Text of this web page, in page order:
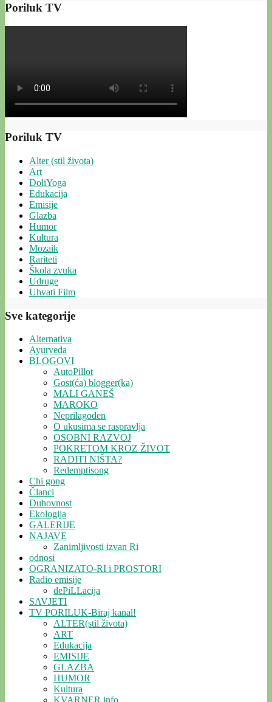
Poriluk TV
Poriluk TV
Alter (stil života)
Art
DoliYoga
Edukacija
Emisije
Glazba
Humor
Kultura
Mozaik
Rariteti
Škola zvuka
Udruge
Uhvati Film
Sve kategorije
Alternativa
Ayurveda
BLOGOVI
AutoPillot
Gost(ća) blogger(ka)
MALI GANEŠ
MAROKO
Neprilagođen
O ukusima se raspravlja
OSOBNI RAZVOJ
POKRETOM KROZ ŽIVOT
RADITI NIŠTA?
Redemptisong
Chi gong
Članci
Duhovnost
Ekologija
GALERIJE
NAJAVE
Zanimljivosti izvan Ri
odnosi
OGRANIZATO-RI i PROSTORI
Radio emisije
dePiLLacija
SAVJETI
TV PORILUK-Biraj kanal!
ALTER(stil života)
ART
Edukacija
EMISIJE
GLAZBA
HUMOR
Kultura